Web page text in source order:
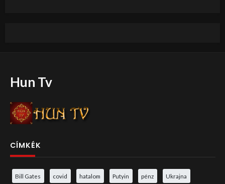
Hun Tv
CÍMKÉK
Bill Gates covid hatalom Putyin pénz Ukrajna